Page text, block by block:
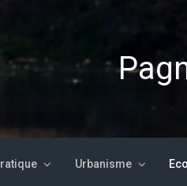
Urbanisme